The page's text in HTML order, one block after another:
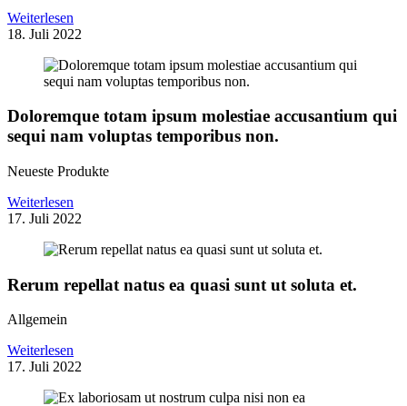
Weiterlesen
18. Juli 2022
Doloremque totam ipsum molestiae accusantium qui
sequi nam voluptas temporibus non.
Neueste Produkte
Weiterlesen
17. Juli 2022
Rerum repellat natus ea quasi sunt ut soluta et.
Allgemein
Weiterlesen
17. Juli 2022